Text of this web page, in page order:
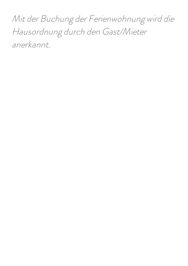
Mit der Buchung der Ferienwohnung wird die
Hausordnung durch den Gast/Mieter
anerkannt.